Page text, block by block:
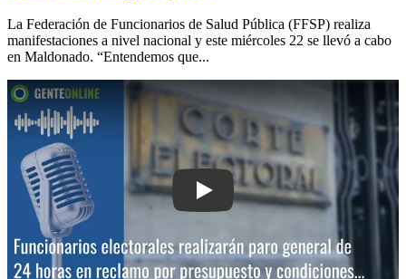
La Federación de Funcionarios de Salud Pública (FFSP) realiza
manifestaciones a nivel nacional y este miércoles 22 se llevó a cabo
en Maldonado. “Entendemos que...
Play: Funcionarios electorales